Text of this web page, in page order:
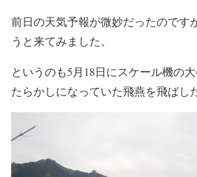
前日の天気予報が微妙だったのです
うと来てみました。
というのも5月18日にスケール機の
たらかしになっていた飛燕を飛ばし